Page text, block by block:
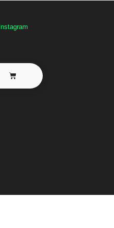
Instagram